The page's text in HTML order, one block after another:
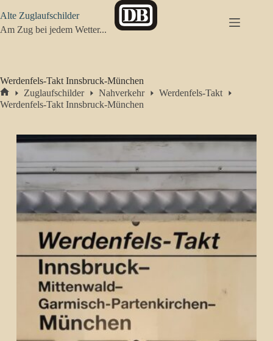
Inhalt
springen
Alte Zuglaufschilder
Am Zug bei jedem Wetter...
Werdenfels-Takt Innsbruck-München
Start
Zuglaufschilder Nahverkehr
Werdenfels-Takt
Werdenfels-Takt Innsbruck-München